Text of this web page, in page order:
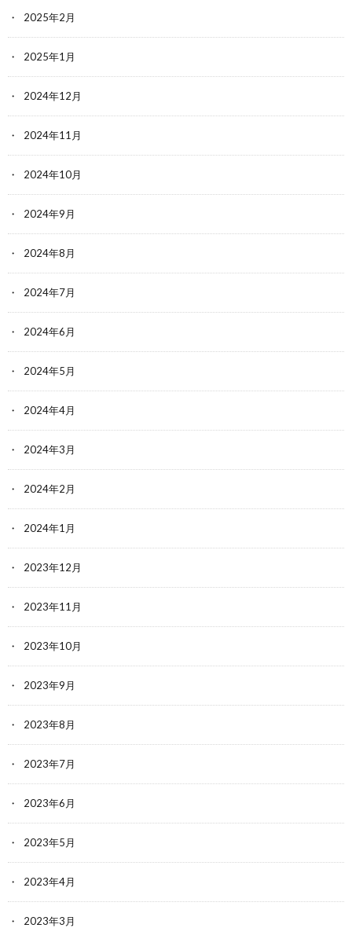
2025年2月
2025年1月
2024年12月
2024年11月
2024年10月
2024年9月
2024年8月
2024年7月
2024年6月
2024年5月
2024年4月
2024年3月
2024年2月
2024年1月
2023年12月
2023年11月
2023年10月
2023年9月
2023年8月
2023年7月
2023年6月
2023年5月
2023年4月
2023年3月